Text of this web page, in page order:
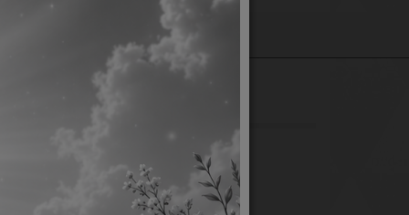
ลงนามถวายพระพร
ริหารส่วนตำบลวังชมภู